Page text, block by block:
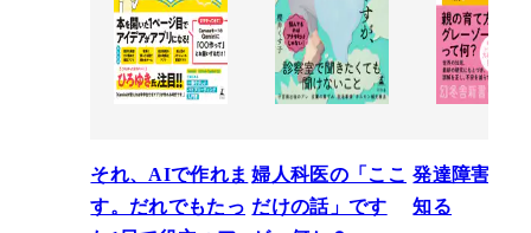
それ、AIで作れま
す。だれでもたっ
婦人科医の「ここ
だけの話」です
発達障害を
知る